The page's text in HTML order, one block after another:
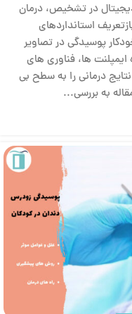
در تشخیص، درمان
استانداردهای
پوسیدگی در تصاویر
ها، فناوری‌ های
درمانی را به سطح بی‌
به بررسی...